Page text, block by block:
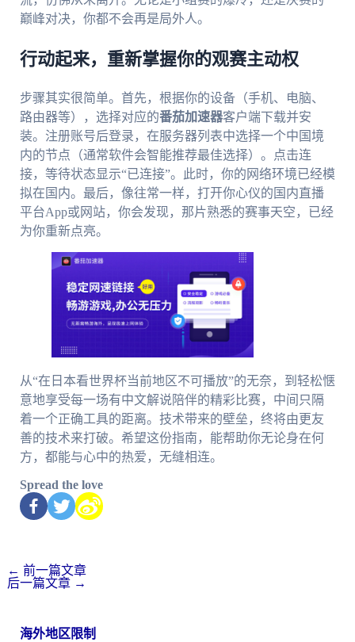
巅峰对决，你都不会再是局外人。
行动起来，重新掌握你的观赛主动权
步骤其实很简单。首先，根据你的设备（手机、电脑、
路由器等），选择对应的番茄加速器客户端下载并安
装。注册账号后登录，在服务器列表中选择一个中国境
内的节点（通常软件会智能推荐最佳选择）。点击连
接，等待状态显示“已连接”。此时，你的网络环境已经模
拟在国内。最后，像往常一样，打开你心仪的国内直播
平台App或网站，你会发现，那片熟悉的赛事天空，已经
为你重新点亮。
从“在日本看世界杯当前地区不可播放”的无奈，到轻松惬
意地享受每一场有中文解说陪伴的精彩比赛，中间只隔
着一个正确工具的距离。技术带来的壁垒，终将由更友
善的技术来打破。希望这份指南，能帮助你无论身在何
方，都能与心中的热爱，无缝相连。
Spread the love
← 前一篇文章
后一篇文章 →
海外地区限制